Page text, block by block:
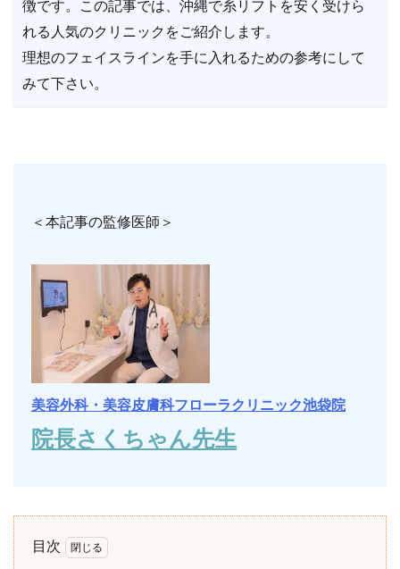
徴です。この記事では、沖縄で糸リフトを安く受けら
れる人気のクリニックをご紹介します。
理想のフェイスラインを手に入れるための参考にして
みて下さい。
＜本記事の監修医師＞
美容外科・美容皮膚科フローラクリニック池袋院
院長さくちゃん先生
目次